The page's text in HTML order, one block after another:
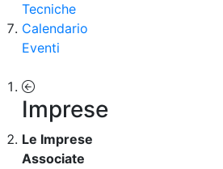
Tecniche
Calendario
Eventi
Imprese
Le Imprese
Associate